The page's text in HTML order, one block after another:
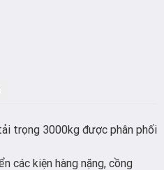
trọng 3000kg được phân phối
các kiện hàng nặng, cồng